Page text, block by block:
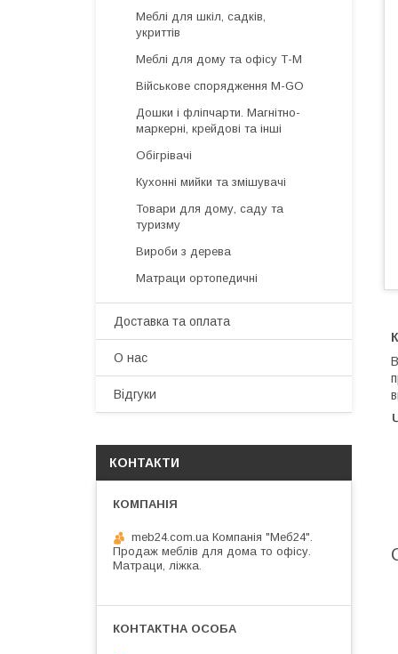
Меблі для шкіл, садків,
укриттів
Меблі для дому та офісу Т-М
Військове спорядження M-GO
Дошки і фліпчарти. Магнітно-
маркерні, крейдові та інші
Обігрівачі
Кухонні мийки та змішувачі
Товари для дому, саду та
туризму
Вироби з дерева
Матраци ортопедичні
Доставка та оплата
О нас
Відгуки
КОНТАКТИ
meb24.com.ua Компанія "Меб24".
Продаж меблів для дома то офісу.
Матраци, ліжка.